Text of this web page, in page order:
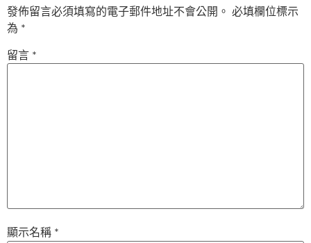
發佈留言必須填寫的電子郵件地址不會公開。 必填欄位標示
為 *
留言 *
顯示名稱 *